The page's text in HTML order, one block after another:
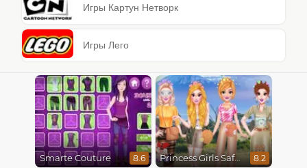
Игры Картун Нетворк
Игры Лего
Smarte Couture 8.6 Princess Girls Safari Trip 8.2